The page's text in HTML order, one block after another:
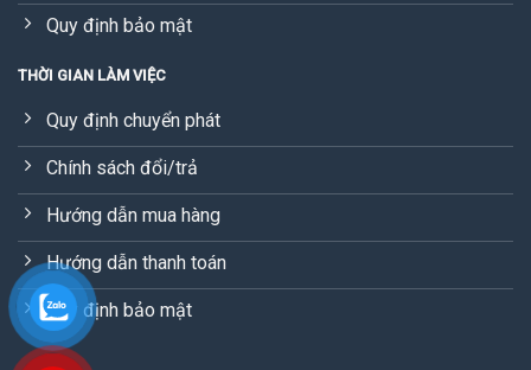
Quy định bảo mật
THỜI GIAN LÀM VIỆC
Quy định chuyển phát
Chính sách đổi/trả
Hướng dẫn mua hàng
Hướng dẫn thanh toán
Quy định bảo mật